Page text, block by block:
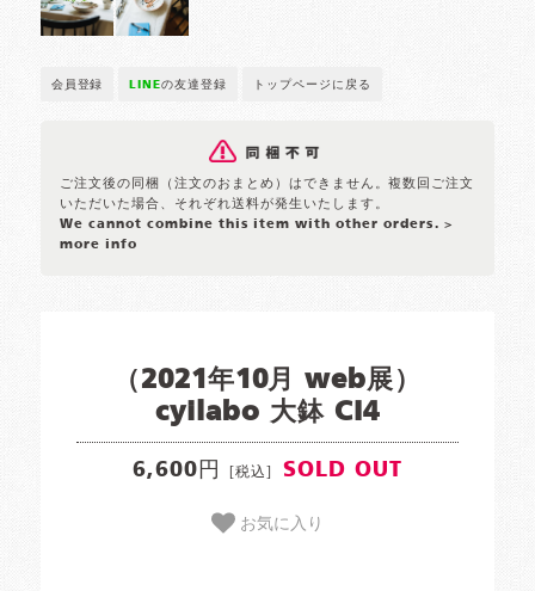
会員登録 LINEの友達登録 トップページに戻る
ご注文後の同梱（注文のおまとめ）はできません。複数回ご注文
いただいた場合、それぞれ送料が発生いたします。
We cannot combine this item with other orders. >
more info
（2021年10月 web展）
cyilabo 大鉢 CI4
6,600円 [税込] SOLD OUT
お気に入り